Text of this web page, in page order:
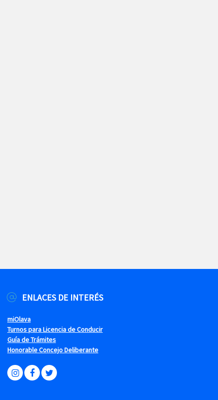
ENLACES DE INTERÉS
miOlava
Turnos para Licencia de Conducir
Guía de Trámites
Honorable Concejo Deliberante